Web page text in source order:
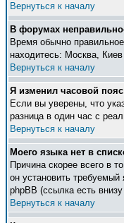
Вернуться к началу
В форумах
Время обычно
находитесь: Москва,
Вернуться к началу
Я изменил часовой
Если вы уверены, что
разница в один час с
Вернуться к началу
Моего языка нет в
Причина скорее всего в
он установить
phpBB (ссылка есть
Вернуться к началу